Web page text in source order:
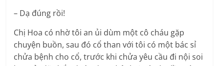
– Dạ đúng rồi!
Chị Hoa có nhờ tôi an ủi dùm một cô cháu gặp
chuyện buồn, sau đó cổ than với tôi có một bác sỉ
chửa bệnh cho cổ, trước khi chửa yêu cầu đi nội soi